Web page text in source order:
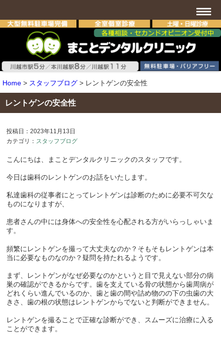
Home > スタッフブログ > レントゲンの安全性
レントゲンの安全性
投稿日：2023年11月13日
カテゴリ： スタッフブログ
こんにちは、まことデンタルクリニックのスタッフです。
今日は歯科のレントゲンのお話をいたします。
私達歯科の従事者にとってレントゲンは診断のために必要不可欠な
ものになりますが、
患者さんの中には身体への安全性を心配される方がいらっしゃいま
す。
頻繁にレントゲンを撮って大丈夫なのか？そもそもレントゲンは本
当に必要なものなのか？疑問を持たれるようです。
まず、レントゲンがなぜ必要なのかというと目で見えない部分の病
巣の確認ができるからです。歯を支えている骨の状態から歯周病が
どれくらい進んでいるのか、歯と歯の間や詰め物のの下の虫歯の大
きさ、歯の根の状態はレントゲンからでないと判断ができません。
レントゲンを撮ることで正確な診断ができ、スムーズに治療に入る
ことができます。